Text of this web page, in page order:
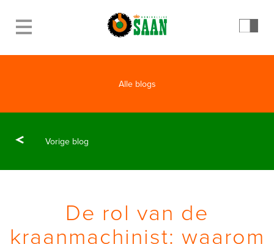
Alle blogs
Vorige blog
De rol van de
kraanmachinist: waarom